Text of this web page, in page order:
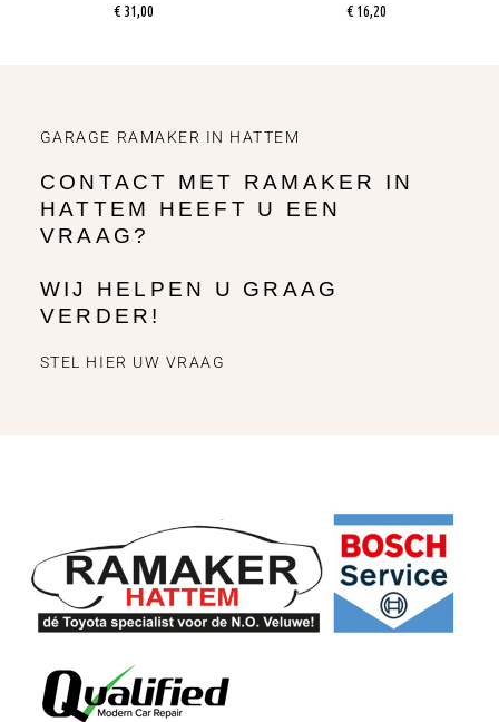
€31,00 €16,20
GARAGE RAMAKER IN HATTEM
CONTACT MET RAMAKER IN
HATTEM HEEFT U EEN
VRAAG?
WIJ HELPEN U GRAAG
VERDER!
STEL HIER UW VRAAG